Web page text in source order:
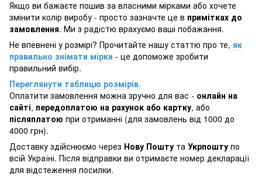
Якщо ви бажаєте пошив за власними мірками або хочете
змінити колір виробу - просто зазначте це в примітках до
замовлення. Ми з радістю врахуємо ваші побажання.
Не впевнені у розмірі? Прочитайте нашу статтю про те, як
правильно знімати мірки - це допоможе зробити
правильний вибір.
Переглянути таблицю розмірів.
Оплатити замовлення можна зручно для вас - онлайн на
сайті, передоплатою на рахунок або картку, або
післяплатою при отриманні (для замовлень від 1000 до
4000 грн).
Доставку здійснюємо через Нову Пошту та Укрпошту по
всій Україні. Після відправки ви отримаєте номер декларації
для відстеження посилки.